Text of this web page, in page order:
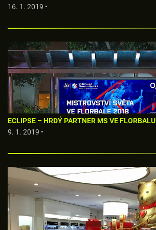
16. 1. 2019 •
ECLIPSE – HRDÝ PARTNER MS VE FLORBALU
9. 1. 2019 •